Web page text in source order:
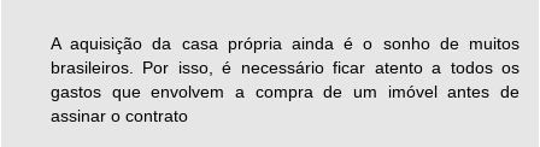
A aquisição da casa própria ainda é o sonho de muitos
brasileiros. Por isso, é necessário ficar atento a todos os
gastos que envolvem a compra de um imóvel antes de
assinar o contrato